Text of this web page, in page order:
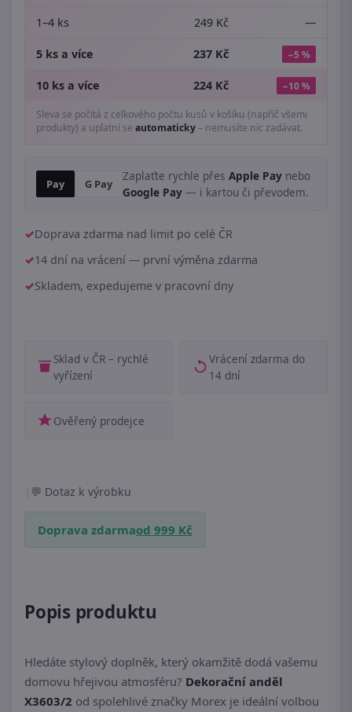
1–4 ks 249 Kč —
5 ks a více 237 Kč −5 %
10 ks a více 224 Kč −10 %
Sleva se počítá z celkového počtu kusů v košíku (napříč všemi
produkty) a uplatní se automaticky– nemusíte nic zadávat.
Pay G Pay
Zaplaťte rychle přes Apple Pay nebo
Google Pay — i kartou či převodem.
Doprava zdarma nad limit po celé ČR
14 dní na vrácení — první výměna zdarma
Skladem, expedujeme v pracovní dny
Sklad v ČR – rychlé
vyřízení
Vrácení zdarma do
14 dní
Ověřený prodejce
Dotaz k výrobku
Doprava zdarmaod 999 Kč
Popis produktu
Hledáte stylový doplněk, který okamžitě dodá vašemu
domovu hřejivou atmosféru? Dekorační anděl
X3603/2 od spolehlivé značky Morex je ideální volbou